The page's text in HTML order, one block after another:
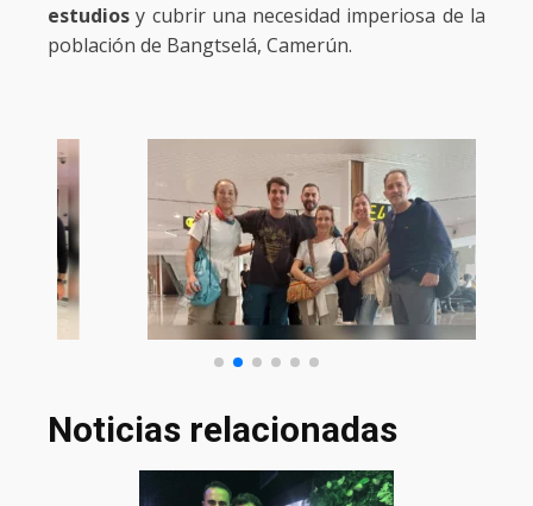
estudios y cubrir una necesidad imperiosa de la
población de Bangtselá, Camerún.
Noticias relacionadas